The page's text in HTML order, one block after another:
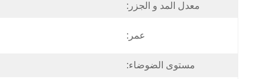
معدل المد و الجزر:
عمر:
مستوى الضوضاء: